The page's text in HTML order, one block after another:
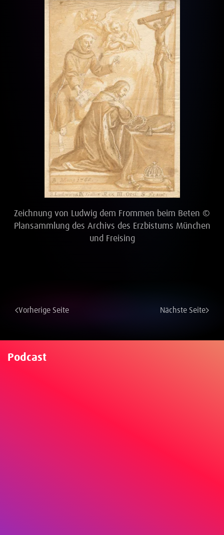
Zeichnung von Ludwig dem Frommen beim Beten ©
Plansammlung des Archivs des Erzbistums München
und Freising
Vorherige Seite Nächste Seite
Podcast